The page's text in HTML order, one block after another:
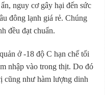
nguy cơ gây hại đến sức
đông lạnh giá rẻ. Chúng
đều đạt chuẩn.
ở -18 độ C hạn chế tối
nhập vào trong thịt. Do đó
cũng như hàm lượng dinh